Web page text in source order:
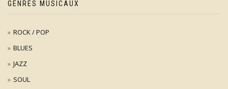
GENRES MUSICAUX
ROCK / POP
BLUES
JAZZ
SOUL